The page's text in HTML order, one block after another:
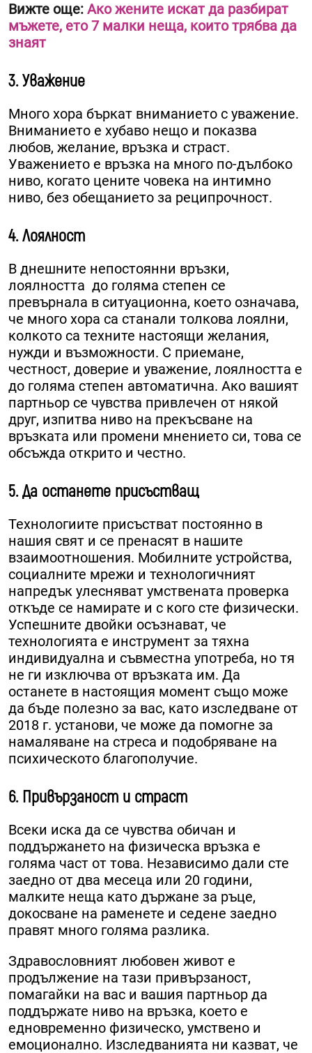
Вижте още: Ако жените искат да разбират
мъжете, ето 7 малки неща, които трябва да
знаят
3. Уважение
Много хора бъркат вниманието с уважение.
Вниманието е хубаво нещо и показва
любов, желание, връзка и страст.
Уважението е връзка на много по-дълбоко
ниво, когато цените човека на интимно
ниво, без обещанието за реципрочност.
4. Лоялност
В днешните непостоянни връзки,
лоялността до голяма степен се
превърнала в ситуационна, което означава,
че много хора са станали толкова лоялни,
колкото са техните настоящи желания,
нужди и възможности. С приемане,
честност, доверие и уважение, лоялността е
до голяма степен автоматична. Ако вашият
партньор се чувства привлечен от някой
друг, изпитва ниво на прекъсване на
връзката или промени мнението си, това се
обсъжда открито и честно.
5. Да останете присъстващ
Технологиите присъстват постоянно в
нашия свят и се пренасят в нашите
взаимоотношения. Мобилните устройства,
социалните мрежи и технологичният
напредък улесняват умствената проверка
откъде се намирате и с кого сте физически.
Успешните двойки осъзнават, че
технологията е инструмент за тяхна
индивидуална и съвместна употреба, но тя
не ги изключва от връзката им. Да
останете в настоящия момент също може
да бъде полезно за вас, като изследване от
2018 г. установи, че може да помогне за
намаляване на стреса и подобряване на
психическото благополучие.
6. Привързаност и страст
Всеки иска да се чувства обичан и
поддържането на физическа връзка е
голяма част от това. Независимо дали сте
заедно от два месеца или 20 години,
малките неща като държане за ръце,
докосване на раменете и седене заедно
правят много голяма разлика.
Здравословният любовен живот е
продължение на тази привързаност,
помагайки на вас и вашия партньор да
поддържате ниво на връзка, което е
едновременно физическо, умствено и
емоционално. Изследванията ни казват, че